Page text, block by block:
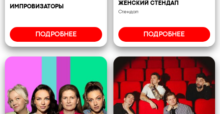
ИМПРОВИЗАТОРЫ
ПОДРОБНЕЕ
ЖЕНСКИЙ СТЕНДАП
Стендап
ПОДРОБНЕЕ